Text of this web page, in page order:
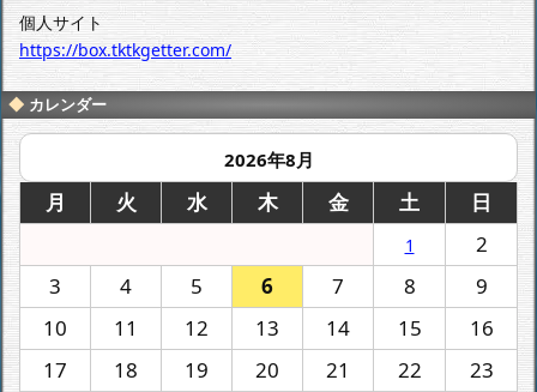
個人サイト
https://box.tktkgetter.com/
カレンダー
2026年8月
月 火 水 木 金 土 日
1
2
3
4 5 6 7 8
9
10
11 12 13 14 15
16
17
18 19 20 21 22
23